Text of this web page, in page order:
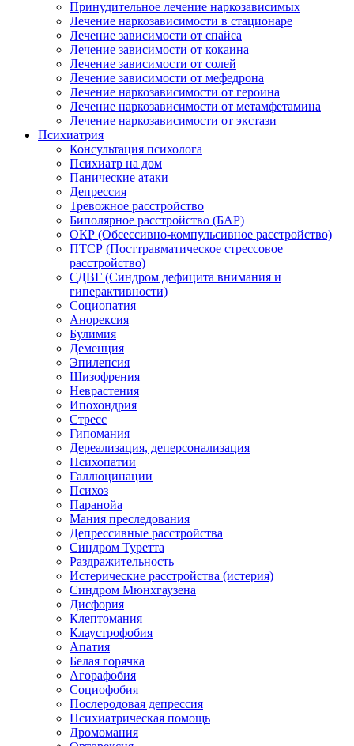
Принудительное лечение наркозависимых
Лечение наркозависимости в стационаре
Лечение зависимости от спайса
Лечение зависимости от кокаина
Лечение зависимости от солей
Лечение зависимости от мефедрона
Лечение наркозависимости от героина
Лечение наркозависимости от метамфетамина
Лечение наркозависимости от экстази
Психиатрия
Консультация психолога
Психиатр на дом
Панические атаки
Депрессия
Тревожное расстройство
Биполярное расстройство (БАР)
ОКР (Обсессивно-компульсивное расстройство)
ПТСР (Посттравматическое стрессовое
расстройство)
СДВГ (Синдром дефицита внимания и
гиперактивности)
Социопатия
Анорексия
Булимия
Деменция
Эпилепсия
Шизофрения
Неврастения
Ипохондрия
Стресс
Гипомания
Дереализация, деперсонализация
Психопатии
Галлюцинации
Психоз
Паранойа
Мания преследования
Депрессивные расстройства
Синдром Туретта
Раздражительность
Истерические расстройства (истерия)
Синдром Мюнхгаузена
Дисфория
Клептомания
Клаустрофобия
Апатия
Белая горячка
Агорафобия
Социофобия
Послеродовая депрессия
Психиатрическая помощь
Дромомания